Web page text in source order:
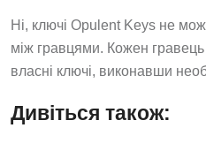
Ні, ключі Opulent Keys не
між гравцями. Кожен
власні ключі, виконавши
Дивіться також: